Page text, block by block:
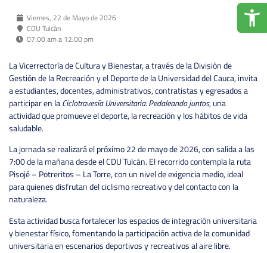
Viernes, 22 de Mayo de 2026
CDU Tulcán
07:00 am a 12:00 pm
La Vicerrectoría de Cultura y Bienestar, a través de la División de
Gestión de la Recreación y el Deporte de la Universidad del Cauca, invita
a estudiantes, docentes, administrativos, contratistas y egresados a
participar en laCiclotravesía Universitaria: Pedaleando juntos, una
actividad que promueve el deporte, la recreación y los hábitos de vida
saludable.
La jornada se realizará el próximo 22 de mayo de 2026, con salida a las
7:00 de la mañana desde el CDU Tulcán. El recorrido contempla la ruta
Pisojé – Potreritos – La Torre, con un nivel de exigencia medio, ideal
para quienes disfrutan del ciclismo recreativo y del contacto con la
naturaleza.
Esta actividad busca fortalecer los espacios de integración universitaria
y bienestar físico, fomentando la participación activa de la comunidad
universitaria en escenarios deportivos y recreativos al aire libre.